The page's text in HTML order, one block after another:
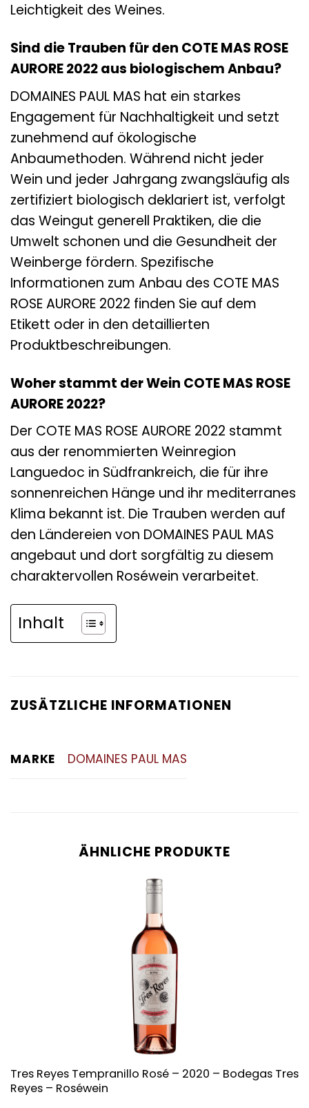
Leichtigkeit des Weines.
Sind die Trauben für den COTE MAS ROSE
AURORE 2022 aus biologischem Anbau?
DOMAINES PAUL MAS hat ein starkes
Engagement für Nachhaltigkeit und setzt
zunehmend auf ökologische
Anbaumethoden. Während nicht jeder
Wein und jeder Jahrgang zwangsläufig als
zertifiziert biologisch deklariert ist, verfolgt
das Weingut generell Praktiken, die die
Umwelt schonen und die Gesundheit der
Weinberge fördern. Spezifische
Informationen zum Anbau des COTE MAS
ROSE AURORE 2022 finden Sie auf dem
Etikett oder in den detaillierten
Produktbeschreibungen.
Woher stammt der Wein COTE MAS ROSE
AURORE 2022?
Der COTE MAS ROSE AURORE 2022 stammt
aus der renommierten Weinregion
Languedoc in Südfrankreich, die für ihre
sonnenreichen Hänge und ihr mediterranes
Klima bekannt ist. Die Trauben werden auf
den Ländereien von DOMAINES PAUL MAS
angebaut und dort sorgfältig zu diesem
charaktervollen Roséwein verarbeitet.
Inhalt
ZUSÄTZLICHE INFORMATIONEN
MARKE DOMAINES PAUL MAS
ÄHNLICHE PRODUKTE
Tres Reyes Tempranillo Rosé – 2020 – Bodegas Tres
Reyes – Roséwein